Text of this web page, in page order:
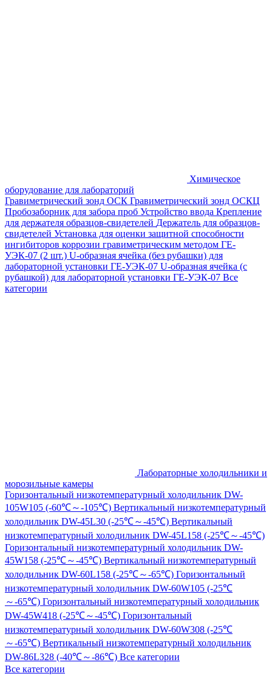
Химическое
оборудование для лабораторий
Гравиметрический зонд ОСК Гравиметрический зонд ОСКЦ
Пробозаборник для забора проб Устройство ввода Крепление
для держателя образцов-свидетелей Держатель для образцов-
свидетелей Установка для оценки защитной способности
ингибиторов коррозии гравиметрическим методом ГЕ-
УЭК-07 (2 шт.) U-образная ячейка (без рубашки) для
лабораторной установки ГЕ-УЭК-07 U-образная ячейка (с
рубашкой) для лабораторной установки ГЕ-УЭК-07 Все
категории
Лабораторные холодильники и
морозильные камеры
Горизонтальный низкотемпературный холодильник DW-
105W105 (-60℃～-105℃) Вертикальный низкотемпературный
холодильник DW-45L30 (-25℃～-45℃) Вертикальный
низкотемпературный холодильник DW-45L158 (-25℃～-45℃)
Горизонтальный низкотемпературный холодильник DW-
45W158 (-25℃～-45℃) Вертикальный низкотемпературный
холодильник DW-60L158 (-25℃～-65℃) Горизонтальный
низкотемпературный холодильник DW-60W105 (-25℃
～-65℃) Горизонтальный низкотемпературный холодильник
DW-45W418 (-25℃～-45℃) Горизонтальный
низкотемпературный холодильник DW-60W308 (-25℃
～-65℃) Вертикальный низкотемпературный холодильник
DW-86L328 (-40℃～-86℃) Все категории
Все категории